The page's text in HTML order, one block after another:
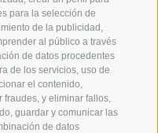
para la selección de
de la publicidad,
al público a través
de datos procedentes
de los servicios, uso de
el contenido,
fraudes, y eliminar fallos,
guardar y comunicar las
de datos